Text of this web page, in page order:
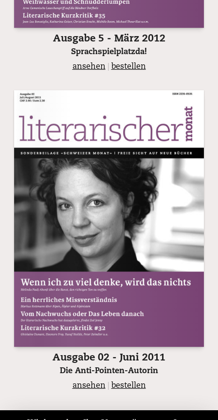
Ausgabe 5 - März 2012
Sprachspielplatzda!
ansehen
bestellen
Ausgabe 02 - Juni 2011
Die Anti-Pointen-Autorin
ansehen
bestellen